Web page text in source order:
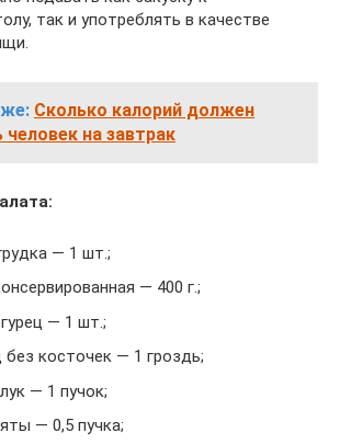
так и употреблять в качестве
Сколько калорий должен
человек на завтрак
— 1 шт.;
— 400 г.;
— 1 шт.;
без косточек — 1 гроздь;
— 1 пучок;
— 0,5 пучка;